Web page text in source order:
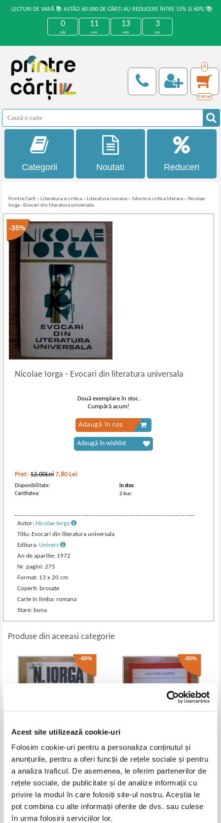
Acest site utilizează cookie-uri
Folosim cookie-uri pentru a personaliza conținutul și
anunțurile, pentru a oferi funcții de rețele sociale și pentru
a analiza traficul. De asemenea, le oferim partenerilor de
rețele sociale, de publicitate și de analize informații cu
privire la modul în care folosiți site-ul nostru. Aceștia le
pot combina cu alte informații oferite de dvs. sau culese
în urma folosirii serviciilor lor.
LECTURI DE VARĂ 📚 ASTĂZI 60.000 DE CĂRȚI AU REDUCERE ÎNTRE 15% ȘI 60%!📚
0
zile
11
ore
13
min
3
sec
0
0,00 Lei
Categorii Noutati Reduceri
Printre Carti » Literatura si critica » Literatura romana » Istorie si critica literara » Nicolae
Iorga - Evocari din literatura universala
-35%
Nicolae Iorga- Evocari din literatura universala
Pret:12,00Lei 7,80 Lei
Disponibilitate:
in stoc
Cantitatea:
2 buc
Autor: Nicolae Iorga
Titlu: Evocari din literatura universala
Editura: Univers
An de aparitie: 1972
Nr. pagini: 275
Format: 13 x 20 cm
Coperti: brosate
Carte in limba: romana
Stare: buna
Două exemplare în stoc.
Cumpără acum!
Adaugă în coș
Adaugă în wishlist
Produse din aceeasi categorie
-60%
N. Iorga - Istoria literaturii
romanesti contemporane
(volumul 2)
Pret:18,00Lei 7,20 Lei
Adaugă în coș
-50%
Alexandra Indries - Sporind a
lumii taina. Verbul in poezia lui
Lucian Blaga
Pret:15,00Lei 7,50 Lei
Adaugă în coș